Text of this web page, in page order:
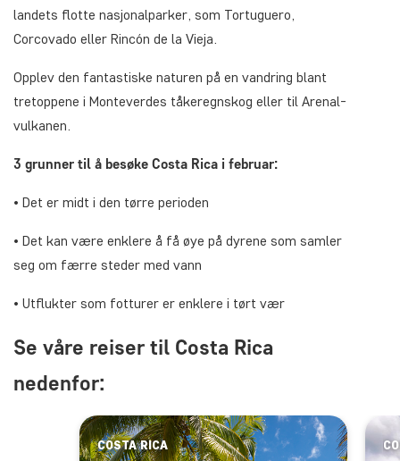
landets flotte nasjonalparker, som Tortuguero,
Corcovado eller Rincón de la Vieja.
Opplev den fantastiske naturen på en vandring blant
tretoppene i Monteverdes tåkeregnskog eller til Arenal-
vulkanen.
3 grunner til å besøke Costa Rica i februar:
• Det er midt i den tørre perioden
• Det kan være enklere å få øye på dyrene som samler
seg om færre steder med vann
• Utflukter som fotturer er enklere i tørt vær
Se våre reiser til Costa Rica
nedenfor:
COSTA RICA